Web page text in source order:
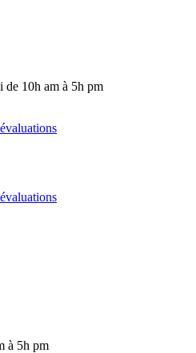
de 10h am à 5h pm
à 5h pm